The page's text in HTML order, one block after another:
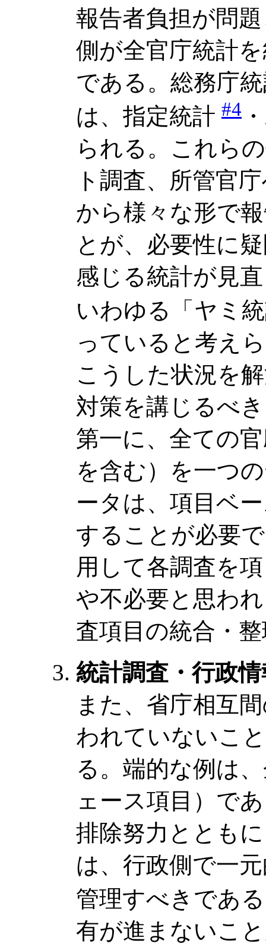
報告者負担が問
側が全官庁統計
である。総務庁
は、指定統計 #4
られる。これら
ト調査、所管官
から様々な形で
とが、必要性に
感じる統計が見
いわゆる「ヤミ
っていると考え
こうした状況を
対策を講じるべ
第一に、全ての
を含む）を一つ
ータは、項目ベ
することが必要
用して各調査を
や不必要と思わ
査項目の統合・
統計調査・行政
また、省庁相互
われていないこ
る。端的な例は
ェース項目）で
排除努力ととも
は、行政側で一
管理すべきであ
有が進まないこ